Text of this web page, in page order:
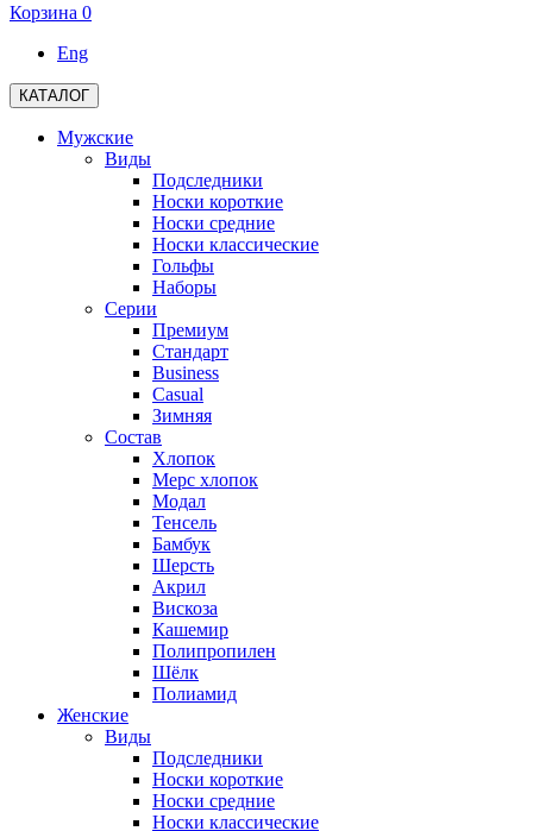
Корзина 0
Eng
КАТАЛОГ
Мужские
Виды
Подследники
Носки короткие
Носки средние
Носки классические
Гольфы
Наборы
Серии
Премиум
Стандарт
Business
Casual
Зимняя
Состав
Хлопок
Мерс хлопок
Модал
Тенсель
Бамбук
Шерсть
Акрил
Вискоза
Кашемир
Полипропилен
Шёлк
Полиамид
Женские
Виды
Подследники
Носки короткие
Носки средние
Носки классические